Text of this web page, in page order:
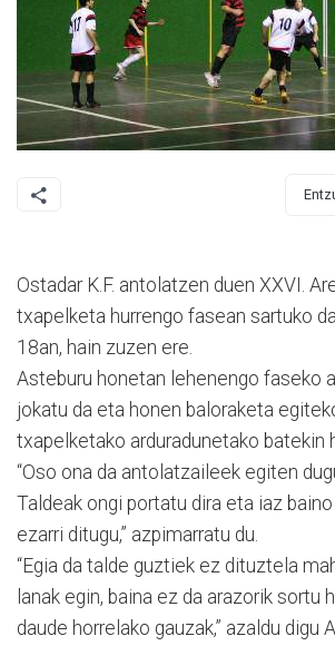
Ostadar K.F. antolatzen duen XXVI.
txapelketa hurrengo fasean sartuko
18an, hain zuzen ere.
Asteburu honetan lehenengo faseko
jokatu da eta honen baloraketa
txapelketako arduradunetako batekin
“Oso ona da antolatzaileek egiten
Taldeak ongi portatu dira eta iaz
ezarri ditugu,” azpimarratu du.
“Egia da talde guztiek ez dituztela
lanak egin, baina ez da arazorik sortu
daude horrelako gauzak,” azaldu digu